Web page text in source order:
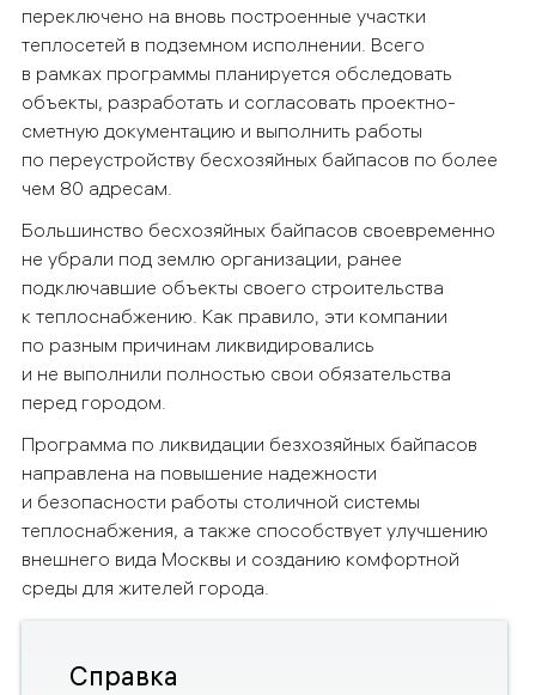
переключено на вновь построенные участки
теплосетей в подземном исполнении. Всего
в рамках программы планируется обследовать
объекты, разработать и согласовать проектно-
сметную документацию и выполнить работы
по переустройству бесхозяйных байпасов по более
чем 80 адресам.
Большинство бесхозяйных байпасов своевременно
не убрали под землю организации, ранее
подключавшие объекты своего строительства
к теплоснабжению. Как правило, эти компании
по разным причинам ликвидировались
и не выполнили полностью свои обязательства
перед городом.
Программа по ликвидации безхозяйных байпасов
направлена на повышение надежности
и безопасности работы столичной системы
теплоснабжения, а также способствует улучшению
внешнего вида Москвы и созданию комфортной
среды для жителей города.
Справка